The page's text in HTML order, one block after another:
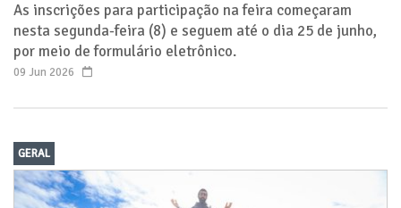
As inscrições para participação na feira começaram
nesta segunda-feira (8) e seguem até o dia 25 de junho,
por meio de formulário eletrônico.
09 Jun 2026
GERAL